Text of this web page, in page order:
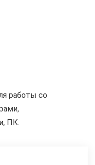
работы со
ПК.